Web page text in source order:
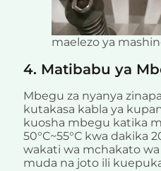
maelezo ya
4. Matibabu ya
Mbegu za nyanya
kutakasa kabla ya
kuosha mbegu katika
50°C~55°C kwa dakika
wakati wa mchakato
muda na joto ili